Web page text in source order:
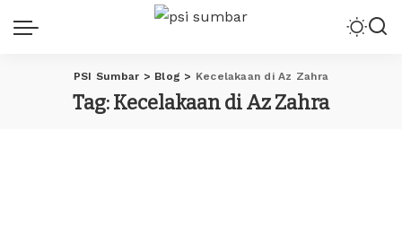
PSI Sumbar > Blog > Kecelakaan di Az Zahra
Tag:Kecelakaan di Az Zahra